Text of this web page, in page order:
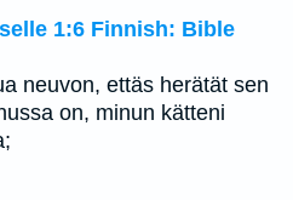
1:6 Finnish: Bible
neuvon, ettäs herätät sen
on, minun kätteni